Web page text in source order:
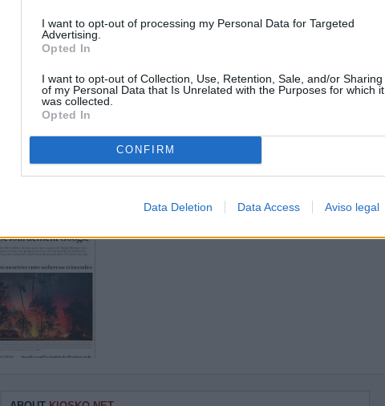
I want to opt-out of processing my Personal Data for Targeted
Advertising.
Opted In
I want to opt-out of Collection, Use, Retention, Sale, and/or Sharing
of my Personal Data that Is Unrelated with the Purposes for which it
was collected.
Opted In
CONFIRM
Data Deletion Data Access Aviso legal